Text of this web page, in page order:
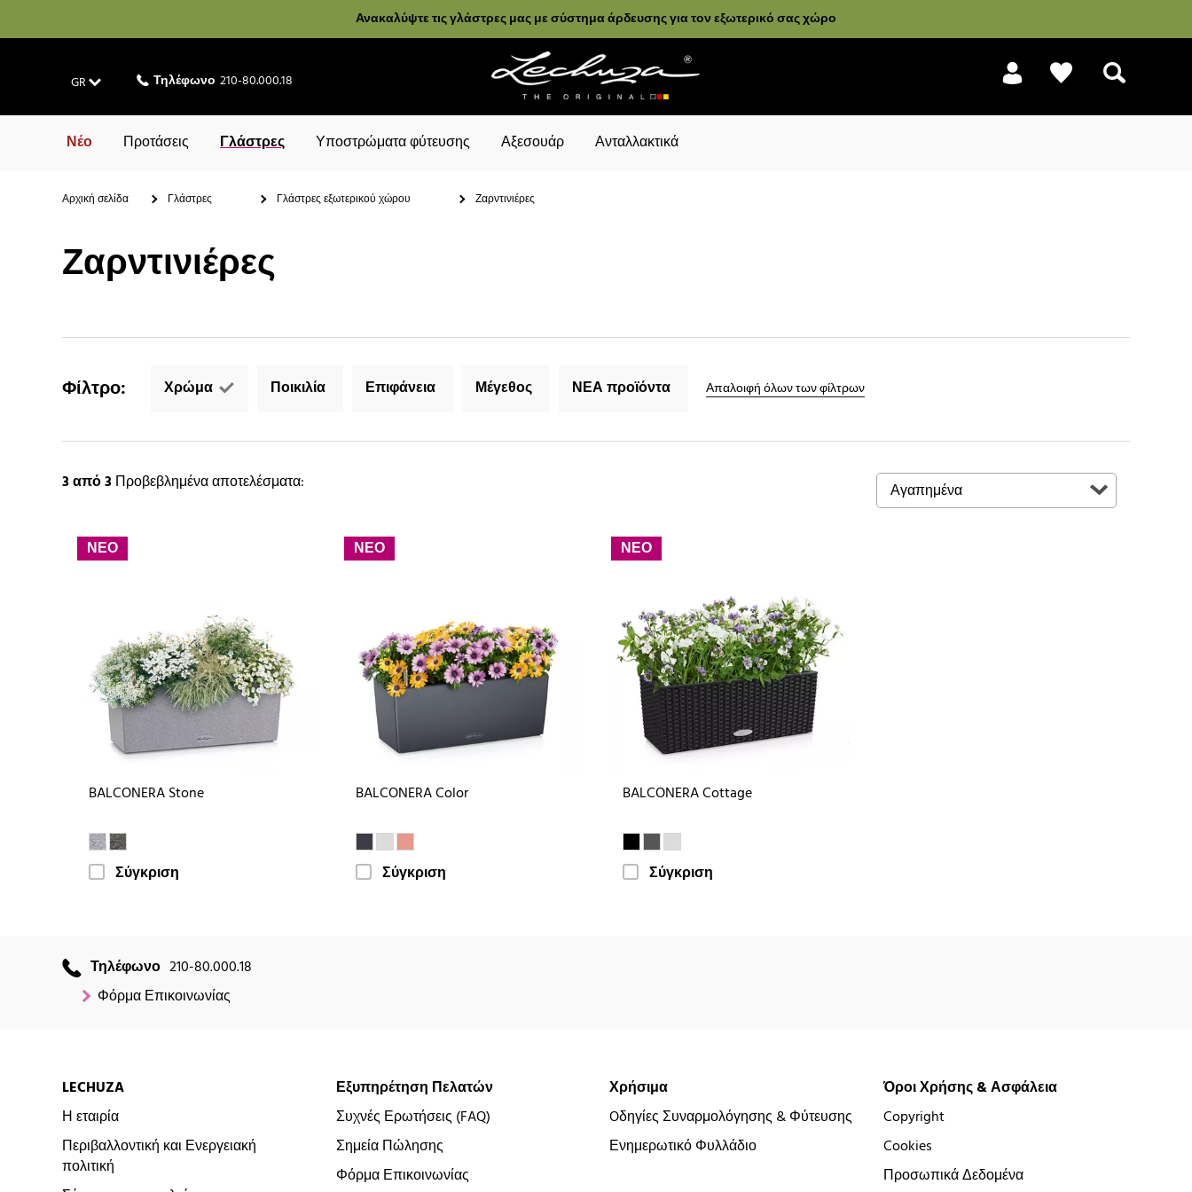
Ανακαλύψτε τις γλάστρες μας με σύστημα άρδευσης για τον εξωτερικό σας χώρο
GR Τηλέφωνο 210-80.000.18
Νέο Προτάσεις Γλάστρες Υποστρώματα φύτευσης Αξεσουάρ Ανταλλακτικά
Αρχική σελίδα Γλάστρες Γλάστρες εξωτερικού χώρου Ζαρντινιέρες
Ζαρντινιέρες
Φίλτρο: Χρώμα Ποικιλία Επιφάνεια Μέγεθος ΝΕΑ προϊόντα Απαλοιφή όλων των φίλτρων
3από 3Προβεβλημένα αποτελέσματα:
ΝΕΟ
BALCONERA Stone
Σύγκριση
ΝΕΟ
BALCONERA Color
Σύγκριση
ΝΕΟ
BALCONERA Cottage
Σύγκριση
Τηλέφωνο 210-80.000.18
Φόρμα Επικοινωνίας
LECHUZA
Η εταιρία
Περιβαλλοντική και Ενεργειακή
πολιτική
Εξυπηρέτηση Πελατών
Συχνές Ερωτήσεις (FAQ)
Σημεία Πώλησης
Φόρμα Επικοινωνίας
Χρήσιμα
Oδηγίες Συναρμολόγησης & Φύτευσης
Ενημερωτικό Φυλλάδιο
Όροι Χρήσης & Ασφάλεια
Copyright
Cookies
Προσωπικά Δεδομένα